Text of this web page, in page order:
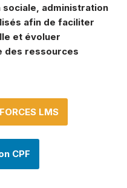
administration
afin de faciliter
et évoluer
des ressources
LMS
CPF